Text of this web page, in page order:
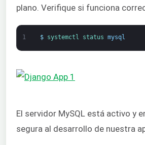
plano. Verifique si funciona
1 $ systemctl status mysql
El servidor MySQL está activo y
segura al desarrollo de nuestra